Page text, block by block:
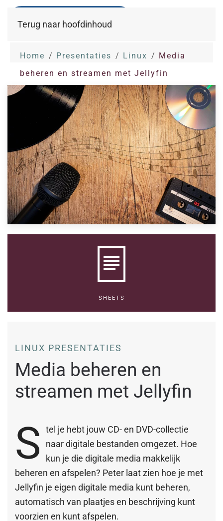
Terug naar hoofdinhoud
Home Presentaties Linux
Media
beheren en streamen met Jellyfin
SHEETS
LINUX PRESENTATIES
Media beheren en
streamen met Jellyfin
S
tel je hebt jouw CD- en DVD-collectie
naar digitale bestanden omgezet. Hoe
kun je die digitale media makkelijk
beheren en afspelen? Peter laat zien hoe je met
Jellyfin je eigen digitale media kunt beheren,
automatisch van plaatjes en beschrijving kunt
voorzien en kunt afspelen.